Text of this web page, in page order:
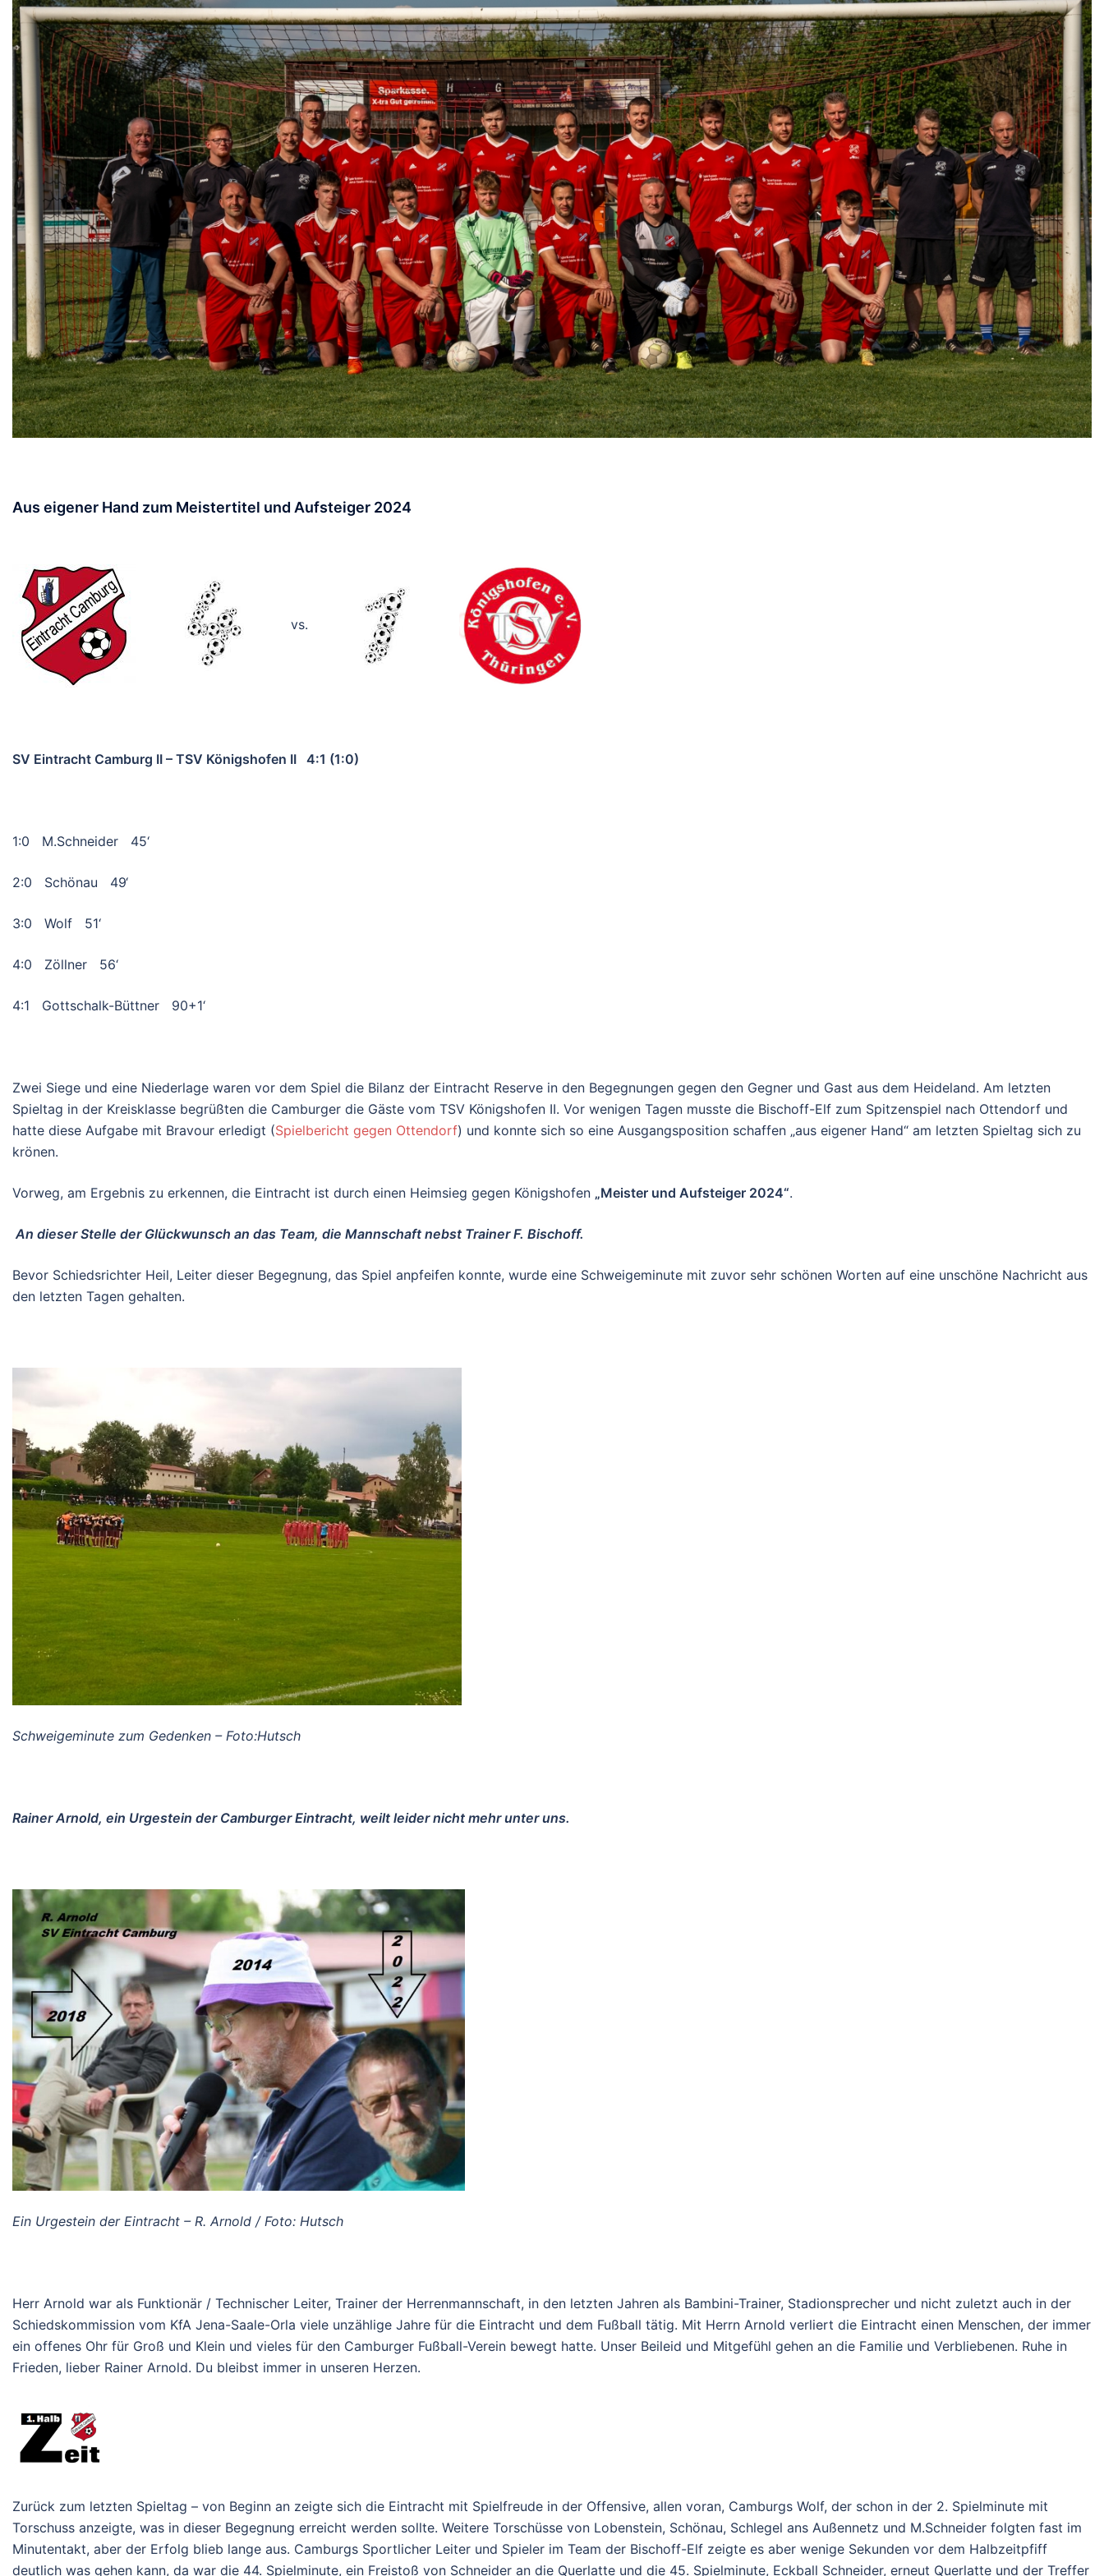
Aus eigener Hand zum Meistertitel und Aufsteiger 2024
vs.
SV Eintracht Camburg II – TSV Königshofen II 4:1 (1:0)
1:0 M.Schneider 45‘
2:0 Schönau 49‘
3:0 Wolf 51‘
4:0 Zöllner 56‘
4:1 Gottschalk-Büttner 90+1‘
Zwei Siege und eine Niederlage waren vor dem Spiel die Bilanz der Eintracht Reserve in den Begegnungen gegen den Gegner und Gast aus dem Heideland. Am letzten
Spieltag in der Kreisklasse begrüßten die Camburger die Gäste vom TSV Königshofen II. Vor wenigen Tagen musste die Bischoff-Elf zum Spitzenspiel nach Ottendorf und
hatte diese Aufgabe mit Bravour erledigt (Spielbericht gegen Ottendorf) und konnte sich so eine Ausgangsposition schaffen „aus eigener Hand“ am letzten Spieltag sich zu
krönen.
Vorweg, am Ergebnis zu erkennen, die Eintracht ist durch einen Heimsieg gegen Königshofen „Meister und Aufsteiger 2024“.
An dieser Stelle der Glückwunsch an das Team, die Mannschaft nebst Trainer F. Bischoff.
Bevor Schiedsrichter Heil, Leiter dieser Begegnung, das Spiel anpfeifen konnte, wurde eine Schweigeminute mit zuvor sehr schönen Worten auf eine unschöne Nachricht aus
den letzten Tagen gehalten.
Schweigeminute zum Gedenken – Foto:Hutsch
Rainer Arnold, ein Urgestein der Camburger Eintracht, weilt leider nicht mehr unter uns.
Ein Urgestein der Eintracht – R. Arnold / Foto: Hutsch
Herr Arnold war als Funktionär / Technischer Leiter, Trainer der Herrenmannschaft, in den letzten Jahren als Bambini-Trainer, Stadionsprecher und nicht zuletzt auch in der
Schiedskommission vom KfA Jena-Saale-Orla viele unzählige Jahre für die Eintracht und dem Fußball tätig. Mit Herrn Arnold verliert die Eintracht einen Menschen, der immer
ein offenes Ohr für Groß und Klein und vieles für den Camburger Fußball-Verein bewegt hatte. Unser Beileid und Mitgefühl gehen an die Familie und Verbliebenen. Ruhe in
Frieden, lieber Rainer Arnold. Du bleibst immer in unseren Herzen.
Zurück zum letzten Spieltag – von Beginn an zeigte sich die Eintracht mit Spielfreude in der Offensive, allen voran, Camburgs Wolf, der schon in der 2. Spielminute mit
Torschuss anzeigte, was in dieser Begegnung erreicht werden sollte. Weitere Torschüsse von Lobenstein, Schönau, Schlegel ans Außennetz und M.Schneider folgten fast im
Minutentakt, aber der Erfolg blieb lange aus. Camburgs Sportlicher Leiter und Spieler im Team der Bischoff-Elf zeigte es aber wenige Sekunden vor dem Halbzeitpfiff
deutlich was gehen kann, da war die 44. Spielminute, ein Freistoß von Schneider an die Querlatte und die 45. Spielminute, Eckball Schneider, erneut Querlatte und der Treffer